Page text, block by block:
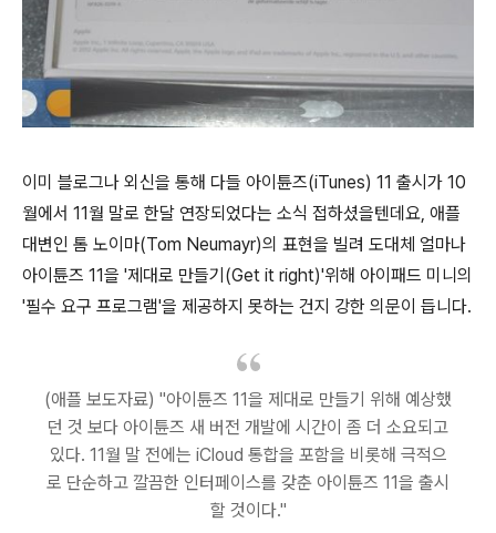
이미 블로그나 외신을 통해 다들 아이튠즈(iTunes) 11 출시가 10
월에서 11월 말로 한달 연장되었다는 소식 접하셨을텐데요, 애플
대변인 톰 노이마(Tom Neumayr)의 표현을 빌려 도대체 얼마나
아이튠즈 11을 '제대로 만들기(Get it right)'위해 아이패드 미니의
'필수 요구 프로그램'을 제공하지 못하는 건지 강한 의문이 듭니다.
(애플 보도자료) "아이튠즈 11을 제대로 만들기 위해 예상했
던 것 보다 아이튠즈 새 버전 개발에 시간이 좀 더 소요되고
있다. 11월 말 전에는 iCloud 통합을 포함을 비롯해 극적으
로 단순하고 깔끔한 인터페이스를 갖춘 아이튠즈 11을 출시
할 것이다."